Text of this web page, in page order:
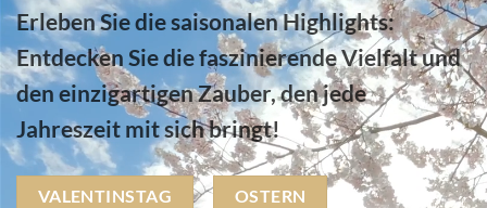
Erleben Sie die saisonalen Highlights:
Entdecken Sie die faszinierende Vielfalt und
den einzigartigen Zauber, den jede
Jahreszeit mit sich bringt!
VALENTINSTAG OSTERN